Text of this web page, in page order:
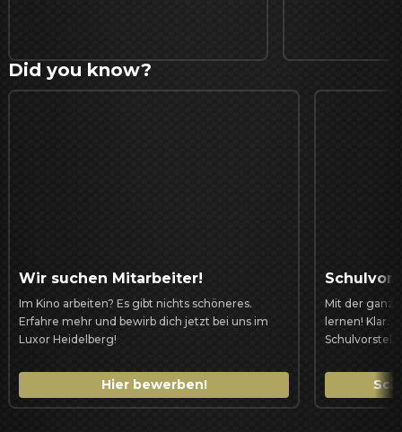
Did you know?
Wir suchen Mitarbeiter!
Im Kino arbeiten? Es gibt nichts schöneres.
Erfahre mehr und bewirb dich jetzt bei uns im
Luxor Heidelberg!
Hier bewerben!
Mit der
lernen! Klar.